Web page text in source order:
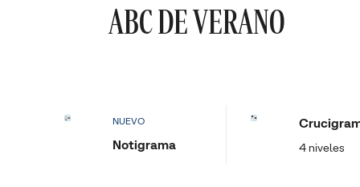
ABC DE VERANO
NUEVO
Notigrama 4 niveles